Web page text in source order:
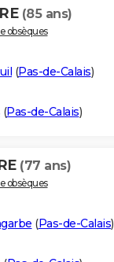
(85 ans)
obsèques
(Pas-de-Calais)
(Pas-de-Calais)
(77 ans)
obsèques
(Pas-de-Calais)